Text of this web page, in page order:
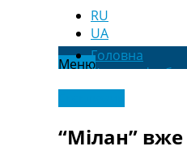
RU
UA
МенюГоловна
Новини
Відео
Новини
Останні
“Мілан”